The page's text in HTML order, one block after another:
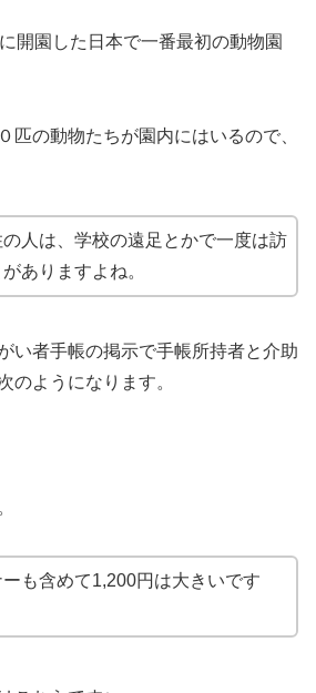
開園した日本で一番最初の動物園
匹の動物たちが園内にはいるので、
人は、学校の遠足とかで一度は訪
ありますよね。
い者手帳の掲示で手帳所持者と介助
のようになります。
も含めて1,200円は大きいです